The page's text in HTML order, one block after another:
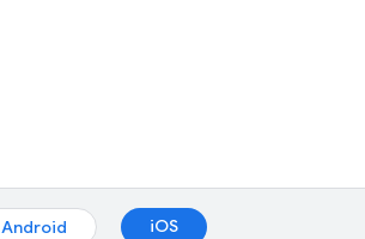
Android
iOS